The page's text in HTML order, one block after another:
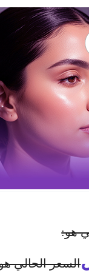
هو:
السعر الحالي